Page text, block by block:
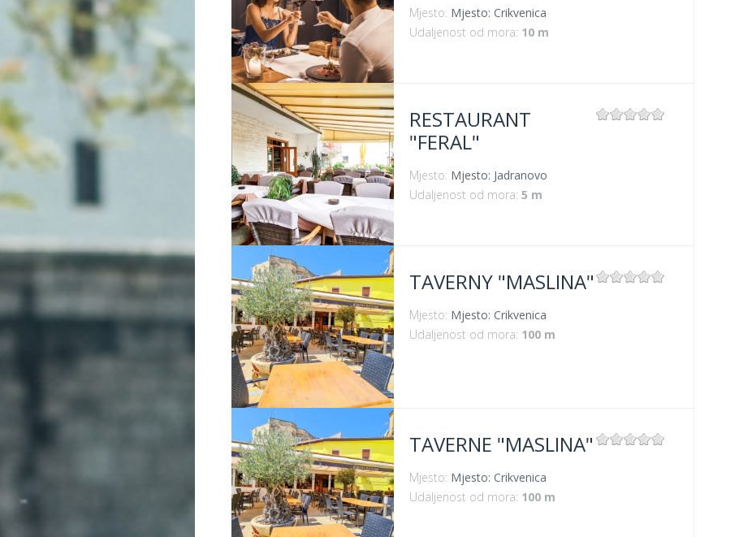
Mjesto: Mjesto: Crikvenica
Udaljenost od mora: 10 m
RESTAURANT
"FERAL"
Mjesto: Mjesto: Jadranovo
Udaljenost od mora: 5 m
TAVERNY "MASLINA"
Mjesto: Mjesto: Crikvenica
Udaljenost od mora: 100 m
TAVERNE "MASLINA"
Mjesto: Mjesto: Crikvenica
Udaljenost od mora: 100 m